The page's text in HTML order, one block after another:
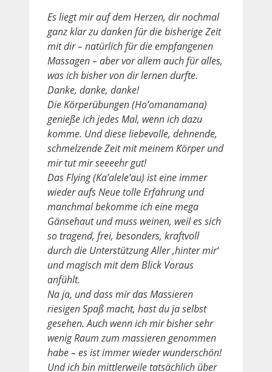
Es liegt mir auf dem Herzen, dir nochmal
ganz klar zu danken für die bisherige Zeit
mit dir – natürlich für die empfangenen
Massagen – aber vor allem auch für alles,
was ich bisher von dir lernen durfte.
Danke, danke, danke!
Die Körperübungen (Ho’omanamana)
genieße ich jedes Mal, wenn ich dazu
komme. Und diese liebevolle, dehnende,
schmelzende Zeit mit meinem Körper und
mir tut mir seeeehr gut!
Das Flying (Ka’alele’au) ist eine immer
wieder aufs Neue tolle Erfahrung und
manchmal bekomme ich eine mega
Gänsehaut und muss weinen, weil es sich
so tragend, frei, besonders, kraftvoll
durch die Unterstützung Aller ‚hinter mir‘
und magisch mit dem Blick Voraus
anfühlt.
Na ja, und dass mir das Massieren
riesigen Spaß macht, hast du ja selbst
gesehen. Auch wenn ich mir bisher sehr
wenig Raum zum massieren genommen
habe – es ist immer wieder wunderschön!
Und ich bin mittlerweile tatsächlich über